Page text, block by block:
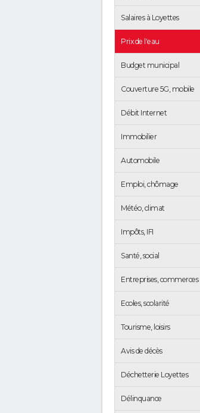
Salaires à Loyettes
Prix de l'eau
Budget municipal
Couverture 5G, mobile
Débit Internet
Immobilier
Automobile
Emploi, chômage
Météo, climat
Impôts, IFI
Santé, social
Entreprises, commerces
Ecoles, scolarité
Tourisme, loisirs
Avis de décès
Déchetterie Loyettes
Délinquance